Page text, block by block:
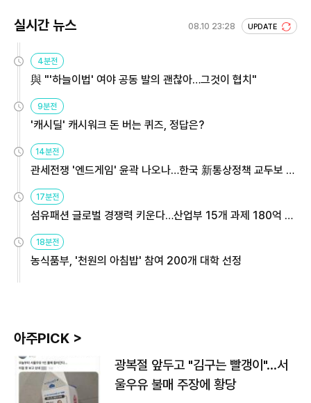
실시간 뉴스 08.10 23:28 UPDATE
4분전
與 "'하늘이법' 여야 공동 발의 괜찮아…그것이 협치"
9분전
'캐시딜' 캐시워크 돈 버는 퀴즈, 정답은?
14분전
관세전쟁 '엔드게임' 윤곽 나오나…한국 新통상정책 교두보 활
용해야
17분전
섬유패션 글로벌 경쟁력 키운다…산업부 15개 과제 180억 지
원
18분전
농식품부, '천원의 아침밥' 참여 200개 대학 선정
아주PICK >
광복절 앞두고 "김구는 빨갱이"…서
울우유 불매 주장에 황당